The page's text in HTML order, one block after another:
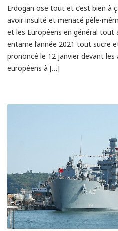
Erdogan ose tout et c’est bien à
avoir insulté et menacé pèle-
et les Européens en général tout
entame l’année 2021 tout sucre
prononcé le 12 janvier devant les
européens à […]